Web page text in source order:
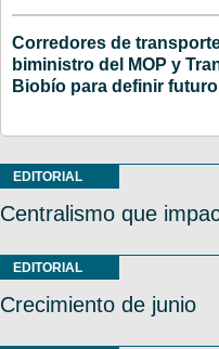
Corredores de
biministro del MOP y
Biobío para definir
EDITORIAL
Centralismo que
EDITORIAL
Crecimiento de junio